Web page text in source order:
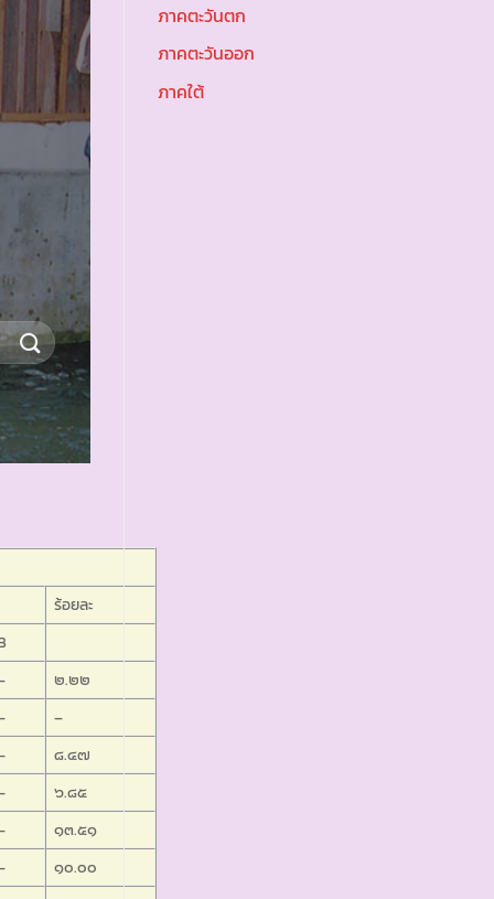
ร้อยละ
๒.๒๒
–
๘.๔๗
๖.๘๕
๑๓.๕๑
๑๐.๐๐
ภาคตะวันตก
ภาคตะวันออก
ภาคใต้